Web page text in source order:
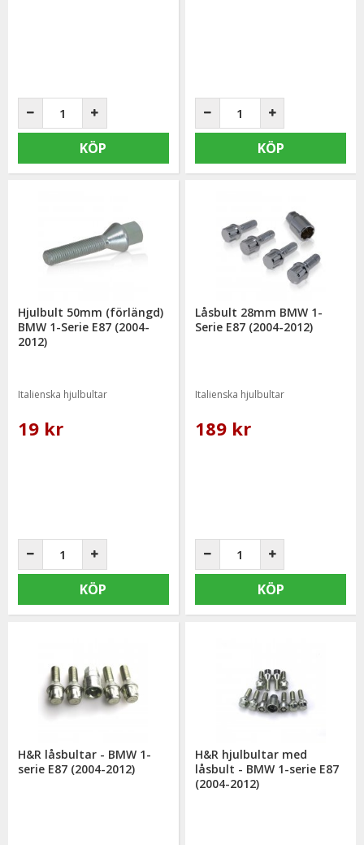
KÖP KÖP
Hjulbult 50mm (förlängd)
BMW 1-Serie E87 (2004-
2012)
Italienska hjulbultar
19 kr
KÖP
Låsbult 28mm BMW 1-
Serie E87 (2004-2012)
Italienska hjulbultar
189 kr
KÖP
H&R låsbultar - BMW 1-
serie E87 (2004-2012)
H&R hjulbultar med
låsbult - BMW 1-serie E87
(2004-2012)